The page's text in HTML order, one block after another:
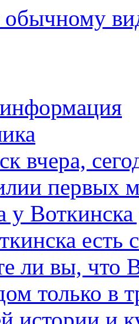
обычному
вчера,
первых
у
есть
ли вы, что
только в